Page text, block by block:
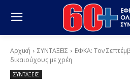
Αρχική ΣΥΝΤΑΞΕΙΣ
ΕΦΚΑ: Τον
δικαιούχους με χρέη
ΣΥΝΤΑΞΕΙΣ